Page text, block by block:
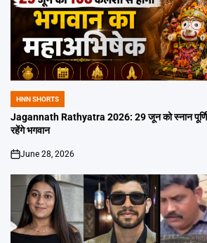
POSTED
IN
HNN SHORTS
Jagannath Rathyatra 2026: 29 जून को स्नान
रहेंगे भगवान
on
June 28, 2026